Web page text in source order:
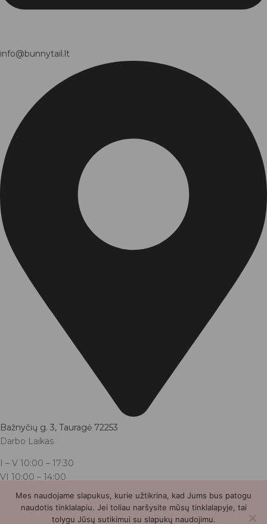
info@bunnytail.lt
Bažnyčių g. 3, Tauragė 72253
Darbo Laikas
I – V 10:00 – 17:30
VI 10:00 – 14:00
VII nedirbame
Bunnytail.lt| Copyright 2026 | Svetainė sukurtaMyra.lt
Mes naudojame slapukus, kurie užtikrina, kad Jums bus patogu
naudotis tinklalapiu. Jei toliau naršysite mūsų tinklalapyje, tai
tolygu Jūsų sutikimui su slapukų naudojimu.